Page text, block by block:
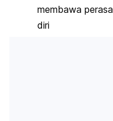
membawa
diri